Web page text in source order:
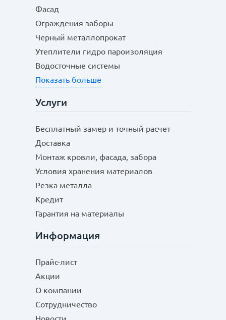
Фасад
Ограждения заборы
Черный металлопрокат
Утеплители гидро пароизоляция
Водосточные системы
Показать больше
Услуги
Бесплатный замер и точный расчет
Доставка
Монтаж кровли, фасада, забора
Условия хранения материалов
Резка металла
Кредит
Гарантия на материалы
Информация
Прайс-лист
Акции
О компании
Сотрудничество